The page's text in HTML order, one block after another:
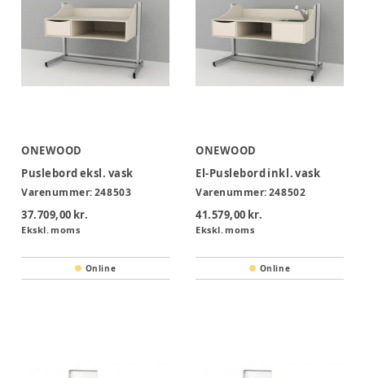
ONEWOOD
Puslebord eksl. vask
Varenummer:248503
37.709,00 kr.
Ekskl. moms
Online
ONEWOOD
El-Puslebord inkl. vask
Varenummer:248502
41.579,00 kr.
Ekskl. moms
Online